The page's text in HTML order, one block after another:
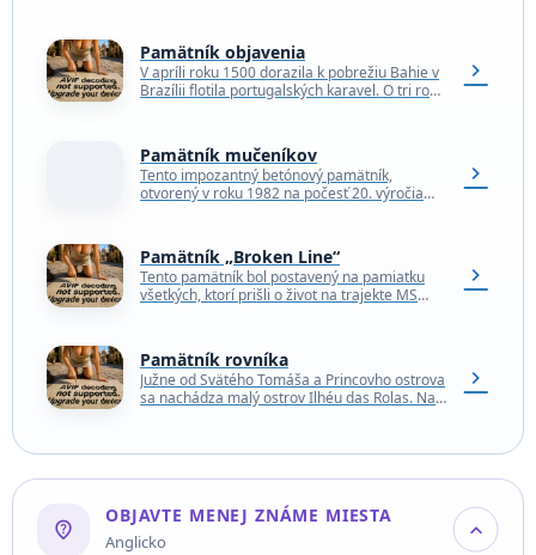
Pamätník objavenia
V apríli roku 1500 dorazila k pobrežiu Bahie v
Brazílii flotila portugalských karavel. O tri roky
chevron_right
Pamätník mučeníkov
Tento impozantný betónový pamätník,
otvorený v roku 1982 na počesť 20. výročia
chevron_right
Pamätník „Broken Line“
Tento pamätník bol postavený na pamiatku
všetkých, ktorí prišli o život na trajekte MS
chevron_right
Pamätník rovníka
Južne od Svätého Tomáša a Princovho ostrova
sa nachádza malý ostrov Ilhéu das Rolas. Na
chevron_right
not_listed_location
OBJAVTE MENEJ ZNÁME MIESTA
Anglicko expand_more